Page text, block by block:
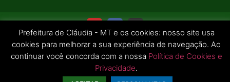
© 2026 Todos os Direitos Reservados | Prefeitura Municipal de Cláudia - MT
Prefeitura de Cláudia - MT e os cookies: nosso site usa
cookies para melhorar a sua experiência de navegação. Ao
continuar você concorda com a nossa Política de Cookies e
Privacidade.